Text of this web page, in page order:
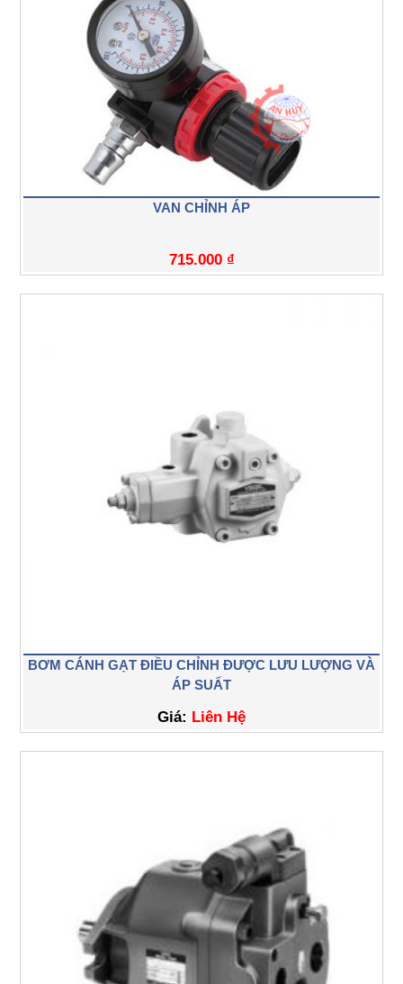
VAN CHỈNH ÁP
715.000 ₫
BƠM CÁNH GẠT ĐIỀU CHỈNH ĐƯỢC LƯU LƯỢNG VÀ
ÁP SUẤT
Giá: Liên Hệ